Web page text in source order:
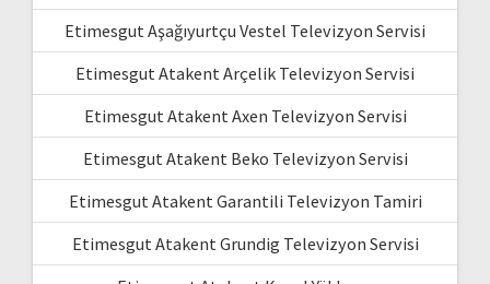
Etimesgut Aşağıyurtçu Vestel Televizyon Servisi
Etimesgut Atakent Arçelik Televizyon Servisi
Etimesgut Atakent Axen Televizyon Servisi
Etimesgut Atakent Beko Televizyon Servisi
Etimesgut Atakent Garantili Televizyon Tamiri
Etimesgut Atakent Grundig Televizyon Servisi